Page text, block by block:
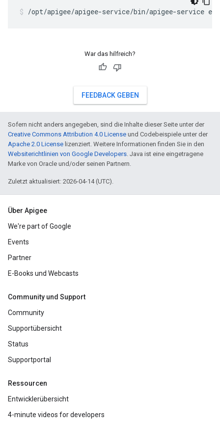
/opt/apigee/apigee-service/bin/apigee-service
War das hilfreich?
FEEDBACK GEBEN
Sofern nicht anders angegeben, sind die Inhalte dieser Seite unter der
Creative Commons Attribution 4.0 License und Codebeispiele unter der
Apache 2.0 License lizenziert. Weitere Informationen finden Sie in den
Websiterichtlinien von Google Developers. Java ist eine eingetragene
Marke von Oracle und/oder seinen Partnern.
Zuletzt aktualisiert: 2026-04-14 (UTC).
Über Apigee
We're part of Google
Events
Partner
E-Books und Webcasts
Community und Support
Community
Supportübersicht
Status
Supportportal
Ressourcen
Entwicklerübersicht
4-minute videos for developers